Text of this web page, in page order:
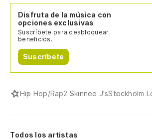
Disfruta de la música con
opciones exclusivas
Suscríbete para desbloquear
beneficios.
Suscríbete
Hip Hop/Rap2 Skinnee J'sStockholm
Todos los artistas